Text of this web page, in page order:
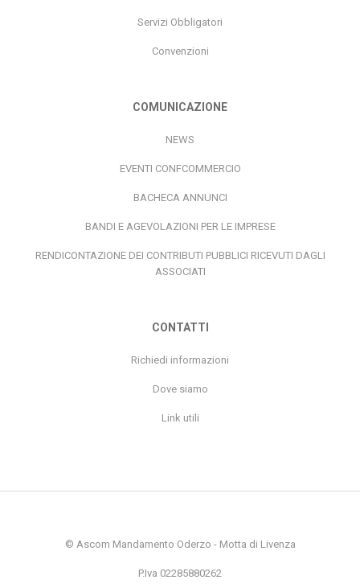
Servizi Obbligatori
Convenzioni
COMUNICAZIONE
NEWS
EVENTI CONFCOMMERCIO
BACHECA ANNUNCI
BANDI E AGEVOLAZIONI PER LE IMPRESE
RENDICONTAZIONE DEI CONTRIBUTI PUBBLICI RICEVUTI DAGLI
ASSOCIATI
CONTATTI
Richiedi informazioni
Dove siamo
Link utili
© Ascom Mandamento Oderzo - Motta di Livenza
P.Iva 02285880262